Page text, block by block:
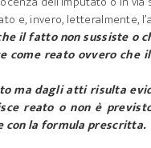
e, invero, letteralmente,
il fatto non sussiste o
reato ovvero che
ma dagli atti risulta
reato o non è
con la formula prescritta.